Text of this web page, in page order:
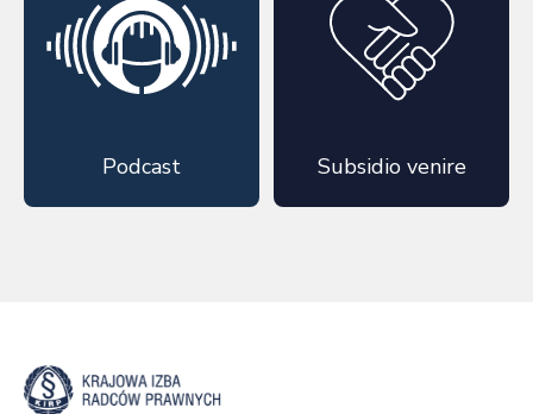
Podcast Subsidio venire